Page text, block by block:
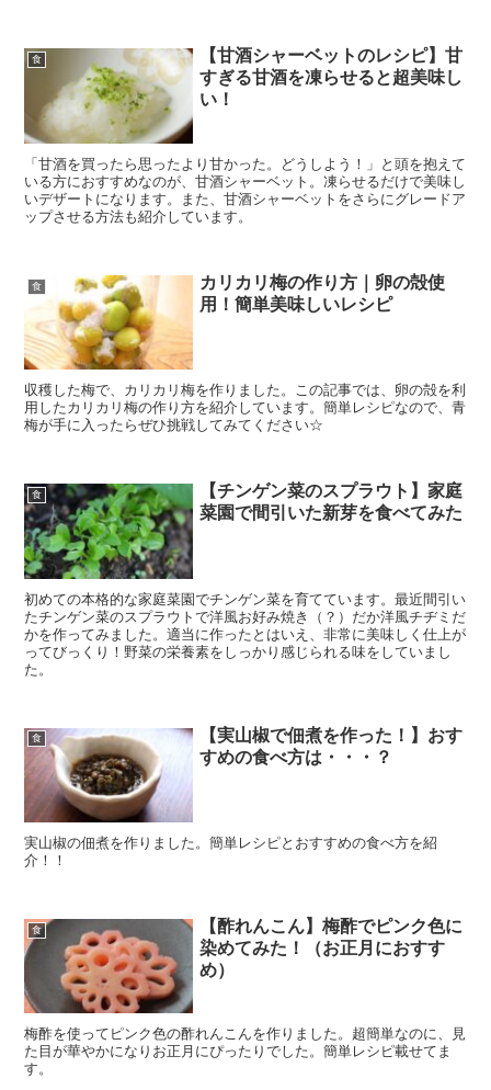
食
【甘酒シャーベットのレシピ】甘
すぎる甘酒を凍らせると超美味し
い！
「甘酒を買ったら思ったより甘かった。どうしよう！」と頭を抱えて
いる方におすすめなのが、甘酒シャーベット。凍らせるだけで美味し
いデザートになります。また、甘酒シャーベットをさらにグレードア
ップさせる方法も紹介しています。
食
カリカリ梅の作り方｜卵の殻使
用！簡単美味しいレシピ
収穫した梅で、カリカリ梅を作りました。この記事では、卵の殻を利
用したカリカリ梅の作り方を紹介しています。簡単レシピなので、青
梅が手に入ったらぜひ挑戦してみてください☆
食
【チンゲン菜のスプラウト】家庭
菜園で間引いた新芽を食べてみた
初めての本格的な家庭菜園でチンゲン菜を育てています。最近間引い
たチンゲン菜のスプラウトで洋風お好み焼き（？）だか洋風チヂミだ
かを作ってみました。適当に作ったとはいえ、非常に美味しく仕上が
ってびっくり！野菜の栄養素をしっかり感じられる味をしていまし
た。
食
【実山椒で佃煮を作った！】おす
すめの食べ方は・・・？
実山椒の佃煮を作りました。簡単レシピとおすすめの食べ方を紹
介！！
食
【酢れんこん】梅酢でピンク色に
染めてみた！（お正月におすす
め）
梅酢を使ってピンク色の酢れんこんを作りました。超簡単なのに、見
た目が華やかになりお正月にぴったりでした。簡単レシピ載せてま
す。